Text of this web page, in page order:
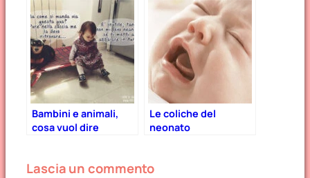
Bambini e animali,
cosa vuol dire
Le coliche del
neonato
Lascia un commento